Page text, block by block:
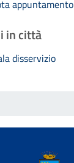
appuntamento
in città
disservizio